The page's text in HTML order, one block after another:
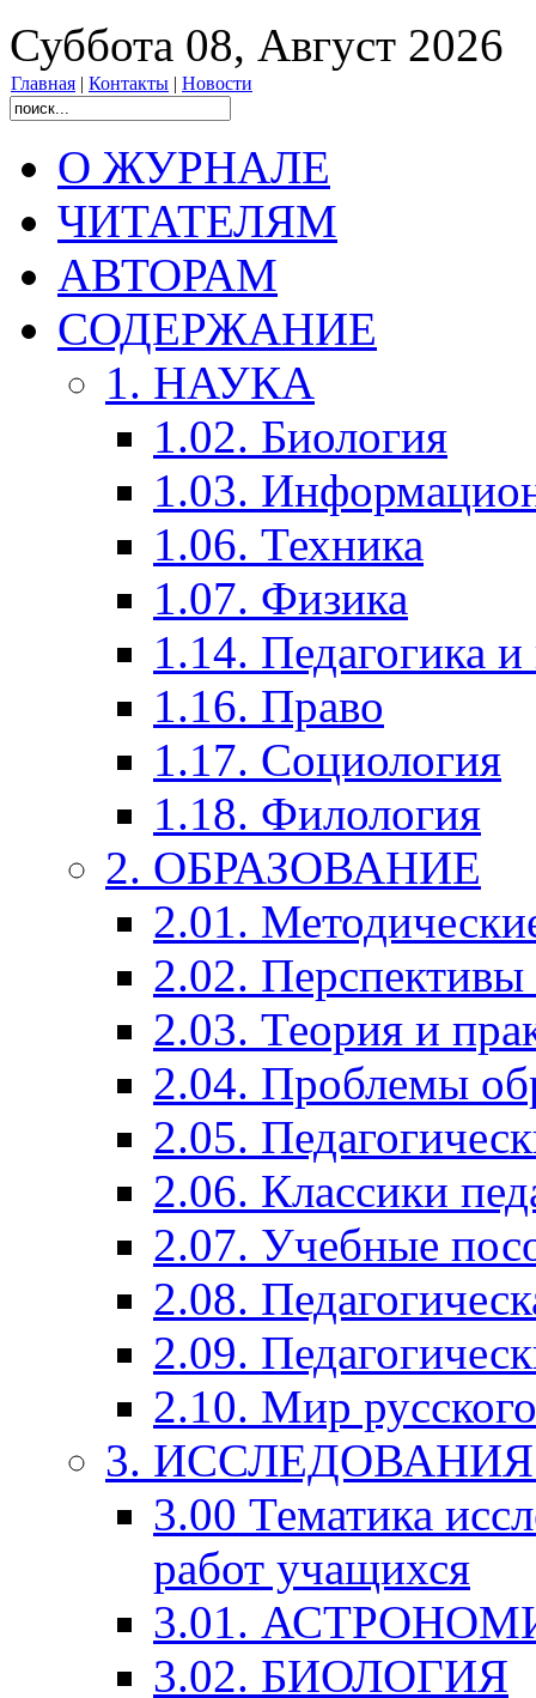
Суббота 08, Август 2026
Главная | Контакты | Новости
О ЖУРНАЛЕ
ЧИТАТЕЛЯМ
АВТОРАМ
СОДЕРЖАНИЕ
1. НАУКА
1.02. Биология
1.03.
1.06. Техника
1.07. Физика
1.14. Педагогика
1.16. Право
1.17. Социология
1.18. Филология
2. ОБРАЗОВАНИЕ
2.01.
2.02. Перспективы
2.03. Теория и
2.04. Проблемы
2.05.
2.06. Классики
2.07. Учебные
2.08.
2.09.
2.10. Мир
3.
3.00 Тематика
работ учащихся
3.01.
3.02. БИОЛОГИЯ